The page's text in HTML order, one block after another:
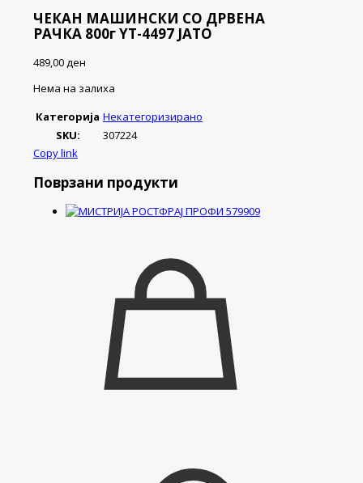
ЧЕКАН МАШИНСКИ СО ДРВЕНА
РАЧКА 800г YT-4497 ЈАТО
489,00ден
Нема на залиха
Категорија Некатегоризирано
SKU:
307224
Copy link
Поврзани продукти